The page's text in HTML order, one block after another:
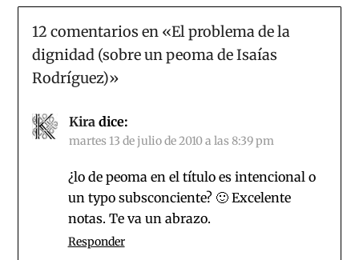
12 comentarios en «El problema de la
dignidad (sobre un peoma de Isaías
Rodríguez)»
Kira dice:
martes 13 de julio de 2010 a las 8:39 pm
¿lo de peoma en el título es intencional o
un typo subsconciente? 🙂 Excelente
notas. Te va un abrazo.
Responder